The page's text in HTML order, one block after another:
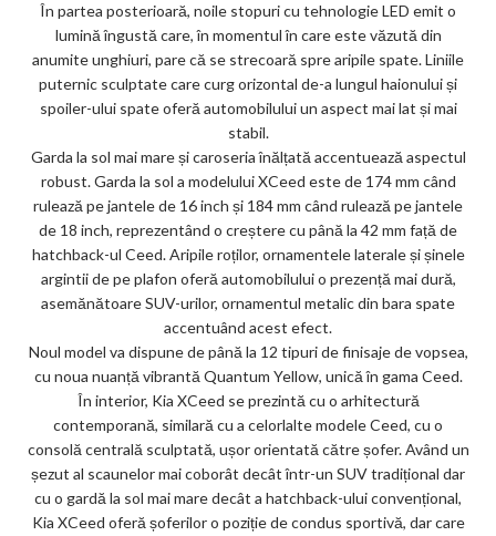
În partea posterioară, noile stopuri cu tehnologie LED emit o
lumină îngustă care, în momentul în care este văzută din
anumite unghiuri, pare că se strecoară spre aripile spate. Liniile
puternic sculptate care curg orizontal de-a lungul haionului și
spoiler-ului spate oferă automobilului un aspect mai lat și mai
stabil.
Garda la sol mai mare și caroseria înălțată accentuează aspectul
robust. Garda la sol a modelului XCeed este de 174 mm când
rulează pe jantele de 16 inch și 184 mm când rulează pe jantele
de 18 inch, reprezentând o creștere cu până la 42 mm față de
hatchback-ul Ceed. Aripile roților, ornamentele laterale și șinele
argintii de pe plafon oferă automobilului o prezență mai dură,
asemănătoare SUV-urilor, ornamentul metalic din bara spate
accentuând acest efect.
Noul model va dispune de până la 12 tipuri de finisaje de vopsea,
cu noua nuanță vibrantă Quantum Yellow, unică în gama Ceed.
În interior, Kia XCeed se prezintă cu o arhitectură
contemporană, similară cu a celorlalte modele Ceed, cu o
consolă centrală sculptată, ușor orientată către șofer. Având un
șezut al scaunelor mai coborât decât într-un SUV tradițional dar
cu o gardă la sol mai mare decât a hatchback-ului convențional,
Kia XCeed oferă șoferilor o poziție de condus sportivă, dar care